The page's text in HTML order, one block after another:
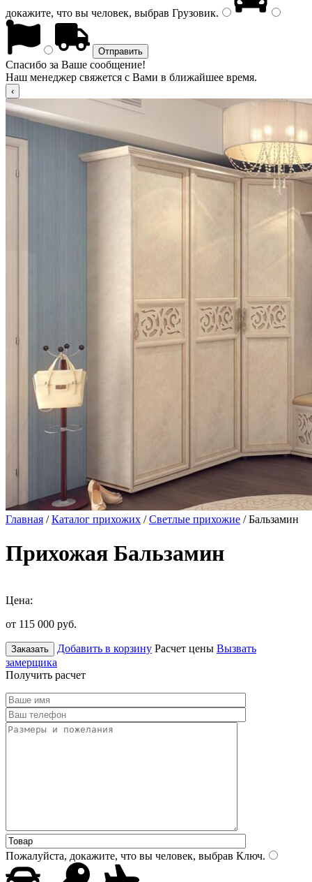
докажите, что вы человек, выбрав Грузовик.
Спасибо за Ваше сообщение!
Наш менеджер свяжется с Вами в ближайшее время.
Главная /Каталог прихожих /Светлые прихожие / Бальзамин
Прихожая Бальзамин
Цена:
от 115 000 руб.
Заказать Добавить в корзину Расчет цены Вызвать
замерщика
Получить расчет
Пожалуйста, докажите, что вы человек, выбрав Ключ.